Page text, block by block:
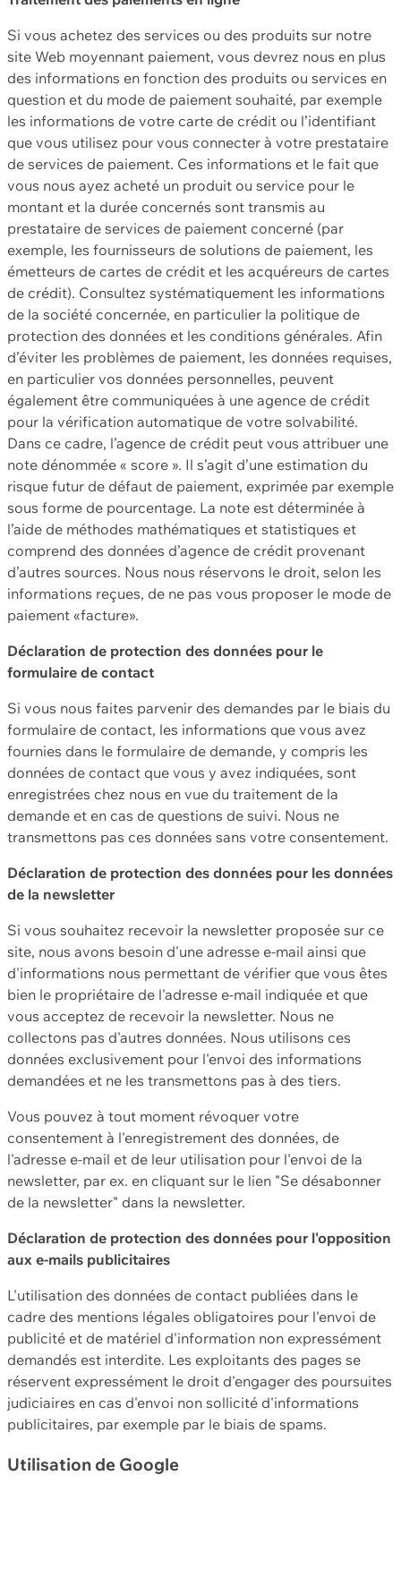
Si vous achetez des services ou des produits sur notre
site Web moyennant paiement, vous devrez nous en plus
des informations en fonction des produits ou services en
question et du mode de paiement souhaité, par exemple
les informations de votre carte de crédit ou l’identifiant
que vous utilisez pour vous connecter à votre prestataire
de services de paiement. Ces informations et le fait que
vous nous ayez acheté un produit ou service pour le
montant et la durée concernés sont transmis au
prestataire de services de paiement concerné (par
exemple, les fournisseurs de solutions de paiement, les
émetteurs de cartes de crédit et les acquéreurs de cartes
de crédit). Consultez systématiquement les informations
de la société concernée, en particulier la politique de
protection des données et les conditions générales. Afin
d’éviter les problèmes de paiement, les données requises,
en particulier vos données personnelles, peuvent
également être communiquées à une agence de crédit
pour la vérification automatique de votre solvabilité.
Dans ce cadre, l’agence de crédit peut vous attribuer une
note dénommée « score ». Il s’agit d’une estimation du
risque futur de défaut de paiement, exprimée par exemple
sous forme de pourcentage. La note est déterminée à
l’aide de méthodes mathématiques et statistiques et
comprend des données d’agence de crédit provenant
d’autres sources. Nous nous réservons le droit, selon les
informations reçues, de ne pas vous proposer le mode de
paiement «facture».
Déclaration de protection des données pour le
formulaire de contact
Si vous nous faites parvenir des demandes par le biais du
formulaire de contact, les informations que vous avez
fournies dans le formulaire de demande, y compris les
données de contact que vous y avez indiquées, sont
enregistrées chez nous en vue du traitement de la
demande et en cas de questions de suivi. Nous ne
transmettons pas ces données sans votre consentement.
Déclaration de protection des données pour les données
de la newsletter
Si vous souhaitez recevoir la newsletter proposée sur ce
site, nous avons besoin d'une adresse e-mail ainsi que
d'informations nous permettant de vérifier que vous êtes
bien le propriétaire de l'adresse e-mail indiquée et que
vous acceptez de recevoir la newsletter. Nous ne
collectons pas d'autres données. Nous utilisons ces
données exclusivement pour l'envoi des informations
demandées et ne les transmettons pas à des tiers.
Vous pouvez à tout moment révoquer votre
consentement à l'enregistrement des données, de
l'adresse e-mail et de leur utilisation pour l'envoi de la
newsletter, par ex. en cliquant sur le lien "Se désabonner
de la newsletter" dans la newsletter.
Déclaration de protection des données pour l'opposition
aux e-mails publicitaires
L'utilisation des données de contact publiées dans le
cadre des mentions légales obligatoires pour l'envoi de
publicité et de matériel d'information non expressément
demandés est interdite. Les exploitants des pages se
réservent expressément le droit d'engager des poursuites
judiciaires en cas d'envoi non sollicité d'informations
publicitaires, par exemple par le biais de spams.
Utilisation de Google